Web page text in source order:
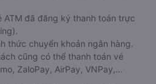
ATM đã đăng ký thanh toán trực
thức chuyển khoản ngân hàng.
cũng có thể thanh toán vé
ZaloPay, AirPay, VNPay,…